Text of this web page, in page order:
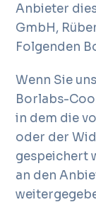
Anbieter
GmbH,
Folgenden
Wenn Sie
Borlabs-
in dem die
oder der
gespeichert
an den